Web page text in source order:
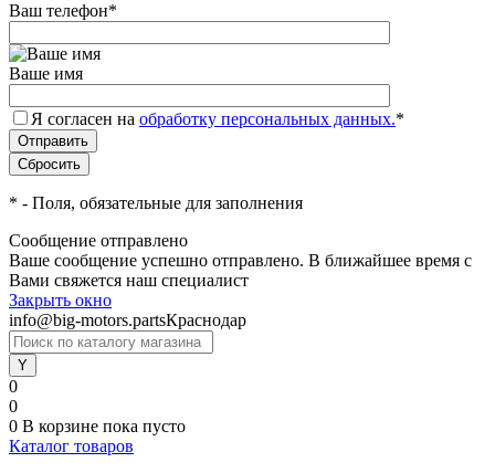
Ваш телефон*
Ваше имя
Я согласен на обработку персональных данных.*
* - Поля, обязательные для заполнения
Сообщение отправлено
Ваше сообщение успешно отправлено. В ближайшее время с
Вами свяжется наш специалист
Закрыть окно
info@big-motors.partsКраснодар
0
0
0 В корзине пока пусто
Каталог товаров